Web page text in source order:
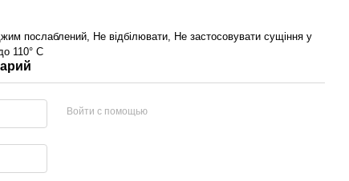
послаблений, Не відбілювати, Не застосовувати сущіння у
110° С
Войти с помощью